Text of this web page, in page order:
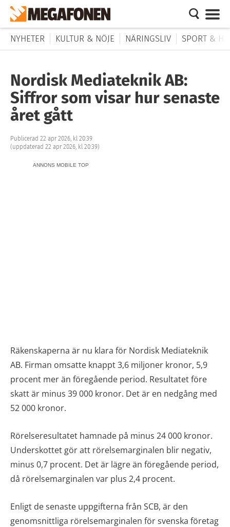
NYHETER KULTUR & NÖJE NÄRINGSLIV SPORT &
Nordisk Mediateknik AB:
Siffror som visar hur senaste
året gått
Publicerad 22 apr 2026, kl 20:39
(uppdaterad 22 apr 2026, kl 20:39)
ANNONS MOBILE TOP
Räkenskaperna är nu klara för Nordisk Mediateknik
AB. Firman omsatte knappt 3,6 miljoner kronor, 5,9
procent mer än föregående period. Resultatet före
skatt är minus 39 000 kronor. Det är en nedgång med
52 000 kronor.
Rörelseresultatet hamnade på minus 24 000 kronor.
Underskottet gör att rörelsemarginalen blir negativ,
minus 0,7 procent. Det är lägre än föregående period,
då rörelsemarginalen var plus 2,4 procent.
Enligt de senaste uppgifterna från SCB, är den
genomsnittliga rörelsemarginalen för svenska företag